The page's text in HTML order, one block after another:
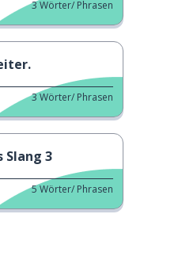
3Wörter/ Phrasen
3Wörter/ Phrasen
Slang 3
5Wörter/ Phrasen